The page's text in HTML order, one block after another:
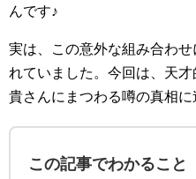
んです♪
実は、この意外な組み合わ
れていました。今回は、天
貴さんにまつわる噂の真相に
この記事でわかること